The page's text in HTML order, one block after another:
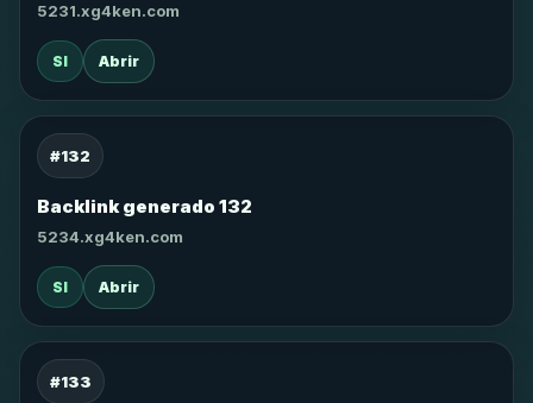
5231.xg4ken.com
SI Abrir
#132
Backlink generado 132
5234.xg4ken.com
SI Abrir
#133